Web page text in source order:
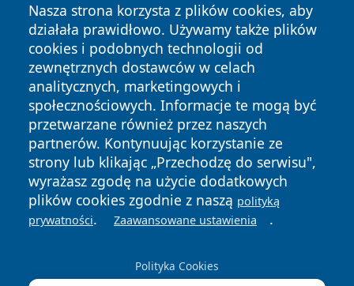
Nasza strona korzysta z plików cookies, aby
działała prawidłowo. Używamy także plików
cookies i podobnych technologii od
zewnętrznych dostawców w celach
analitycznych, marketingowych i
społecznościowych. Informacje te mogą być
przetwarzane również przez naszych
partnerów. Kontynuując korzystanie ze
strony lub klikając „Przechodzę do serwisu",
wyrażasz zgodę na użycie dodatkowych
plików cookies zgodnie z naszą polityką
prywatności. Zaawansowane ustawienia .
Polityka Cookies
Copyright © 2026 portalkalisz.pl Wszystkie prawa
zastrzeżone.
News Autorzy
Polityka
Prywatności
Polityka
Cookies